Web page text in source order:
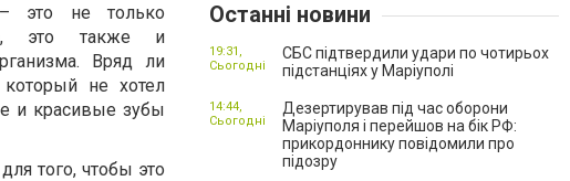
это не только
это также и
Вряд ли
который не хотел
и красивые зубы
того, чтобы это
Останні новини
СБС підтвердили удари по чотирьох
підстанціях у Маріуполі
19:31,
Сьогодні
Дезертирував під час оборони
Маріуполя і перейшов на бік РФ:
прикордоннику повідомили про
підозру
14:44,
Сьогодні